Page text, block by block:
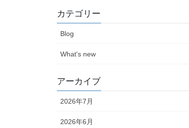
カテゴリー
Blog
What's new
アーカイブ
2026年7月
2026年6月